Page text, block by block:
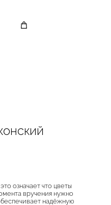
означает что цветы
вручения нужно
надёжную